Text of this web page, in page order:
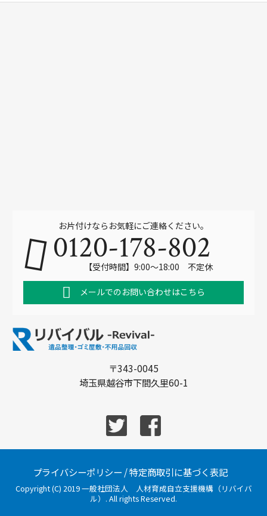
〒343-0045
埼玉県越谷市下間久里60-1
お片付けならお気軽にご連絡ください。
0120-178-802
【受付時間】9:00～18:00 不定休
メールでのお問い合わせはこちら
プライバシーポリシー /特定商取引に基づく表記
Copyright (C) 2019 一般社団法人 人材育成自立支援機構（リバイバ
ル）. All rights Reserved.